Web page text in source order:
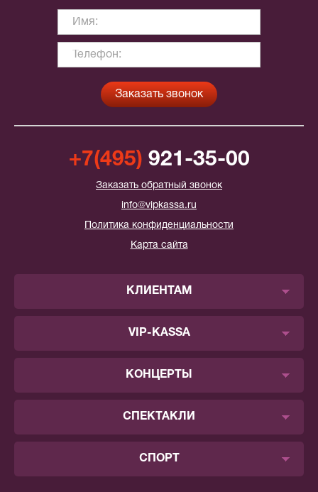
+7(495) 921-35-00
Заказать обратный звонок
info@vipkassa.ru
Политика конфиденциальности
Карта сайта
КЛИЕНТАМ
VIP-KASSA
КОНЦЕРТЫ
СПЕКТАКЛИ
СПОРТ